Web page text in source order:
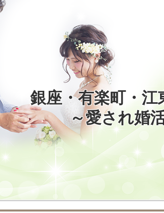
銀座・有楽町・江
～愛され婚